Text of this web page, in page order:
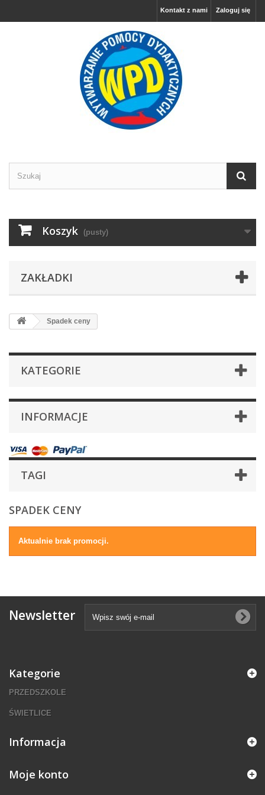
Zaloguj się
Kontakt z nami
Koszyk (pusty)
ZAKŁADKI
Spadek ceny
KATEGORIE
INFORMACJE
TAGI
SPADEK CENY
Aktualnie brak promocji.
Newsletter
Kategorie
PRZEDSZKOLE
ŚWIETLICE
Informacja
Moje konto